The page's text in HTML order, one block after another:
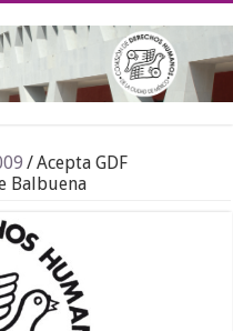
/Acepta GDF
Balbuena